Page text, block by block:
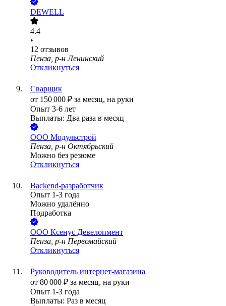
DEWELL
4.4
•
12 отзывов
Пенза, р-н Ленинский
Откликнуться
Сварщик
от 150 000 ₽ за месяц, на руки
Опыт 3-6 лет
Выплаты: Два раза в месяц
ООО Модульстрой
Пенза, р-н Октябрьский
Можно без резюме
Откликнуться
Backend-разработчик
Опыт 1-3 года
Можно удалённо
Подработка
ООО Ксенус Девелопмент
Пенза, р-н Первомайский
Откликнуться
Руководитель интернет-магазина
от 80 000 ₽ за месяц, на руки
Опыт 1-3 года
Выплаты: Раз в месяц